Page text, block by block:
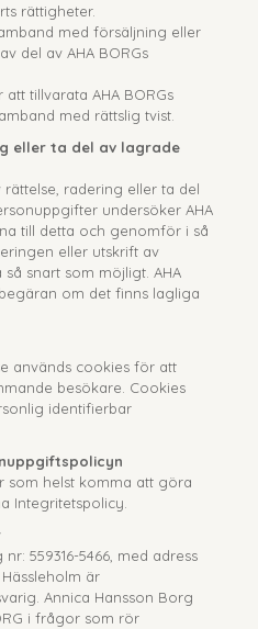
rättigheter.
med försäljning eller
del av AHA BORGs
tillvarata AHA BORGs
med rättslig tvist.
eller ta del av lagrade
radering eller ta del
undersöker AHA
till detta och genomför i så
eller utskrift av
snart som möjligt. AHA
om det finns lagliga
används cookies för att
besökare. Cookies
identifierbar
som helst komma att göra
Integritetspolicy.
nr: 559316-5466, med adress
är
Annica Hansson Borg
i frågor som rör